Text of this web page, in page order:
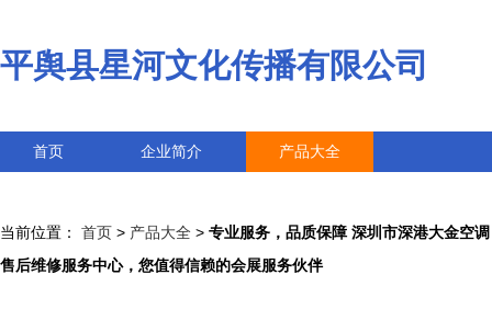
平舆县星河文化传播有限公司
首页 企业简介 产品大全
当前位置： 首页 > 产品大全 > 专业服务，品质保障 深圳市深港大金空调
售后维修服务中心，您值得信赖的会展服务伙伴